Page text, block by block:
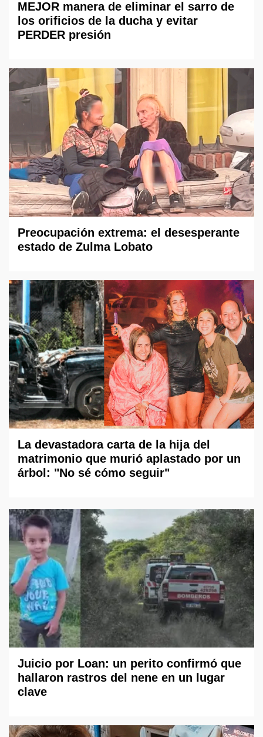
MEJOR manera de eliminar el sarro de
los orificios de la ducha y evitar
PERDER presión
Preocupación extrema: el desesperante
estado de Zulma Lobato
La devastadora carta de la hija del
matrimonio que murió aplastado por un
árbol: "No sé cómo seguir"
Juicio por Loan: un perito confirmó que
hallaron rastros del nene en un lugar
clave